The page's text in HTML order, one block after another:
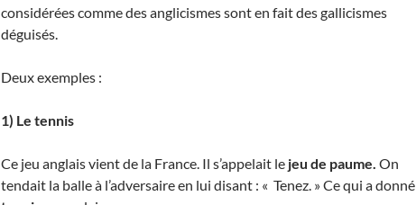
considérées comme des anglicismes sont en fait des gallicismes
déguisés.
Deux exemples :
1) Le tennis
Ce jeu anglais vient de la France. Il s’appelait le jeu de paume. On
tendait la balle à l’adversaire en lui disant : « Tenez. » Ce qui a donné